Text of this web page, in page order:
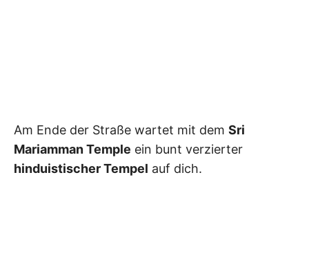
Am Ende der Straße wartet mit dem Sri
Mariamman Temple ein bunt verzierter
hinduistischer Tempel auf dich.